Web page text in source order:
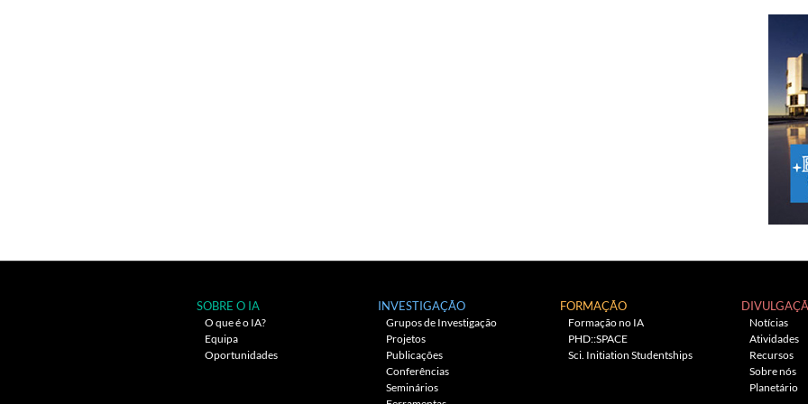
SOBRE O IA
O que é o IA?
Equipa
Oportunidades
INVESTIGAÇÃO
Grupos de Investigação
Projetos
Publicações
Conferências
Seminários
FORMAÇÃO
Formação no IA
PHD::SPACE
Sci. Initiation Studentships
Notícias
Atividades
Recursos
Sobre nós
Planetário